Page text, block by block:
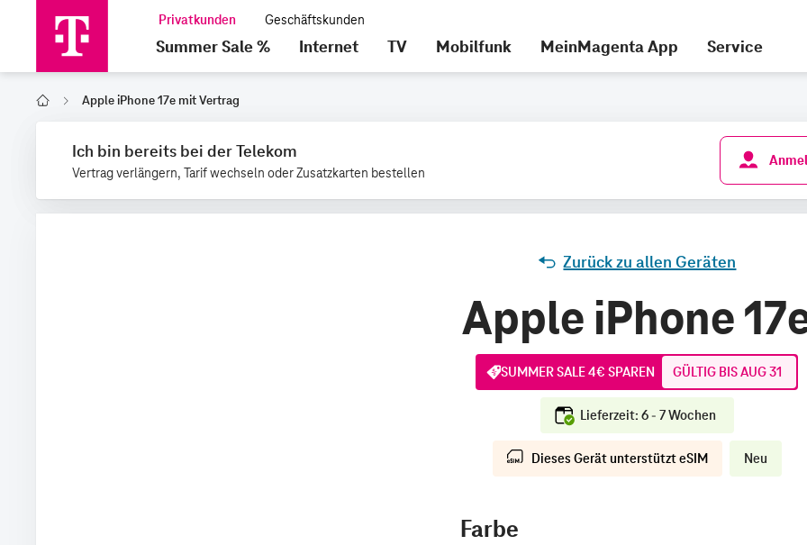
Summer Sale % Internet TV Mobilfunk MeinMagenta App Service
Home Apple iPhone 17e mit Vertrag
Ich bin bereits bei der Telekom
Vertrag verlängern, Tarif wechseln oder Zusatzkarten bestellen
Zurück zu allen Geräten
Apple iPhone
SUMMER SALE 4€ SPAREN GÜLTIG BIS AUG 31
Lieferzeit: 6 - 7 Wochen
Dieses Gerät unterstützt eSIM Neu
Farbe